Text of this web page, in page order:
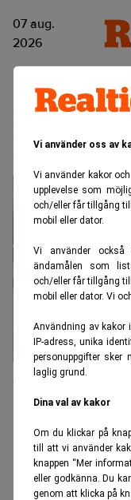
Vi använder oss av
Vi använder kakor
upplevelse som
och/eller får tillgång
mobil eller dator.
Vi använder
ändamålen som
och/eller får tillgång
mobil eller dator. Vi
Användning av kakor
IP-adress, unika
personuppgifter sker
laglig grund.
Dina val av kakor
Om du klickar på
till att vi använder
knappen “Mer
eller godkänna. Du
genom att klicka på
07 aug.
2026
Financial
Gokind
"öppnar nya